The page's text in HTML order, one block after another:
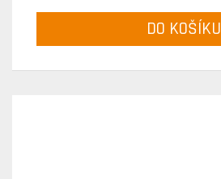
DO KOŠÍKU